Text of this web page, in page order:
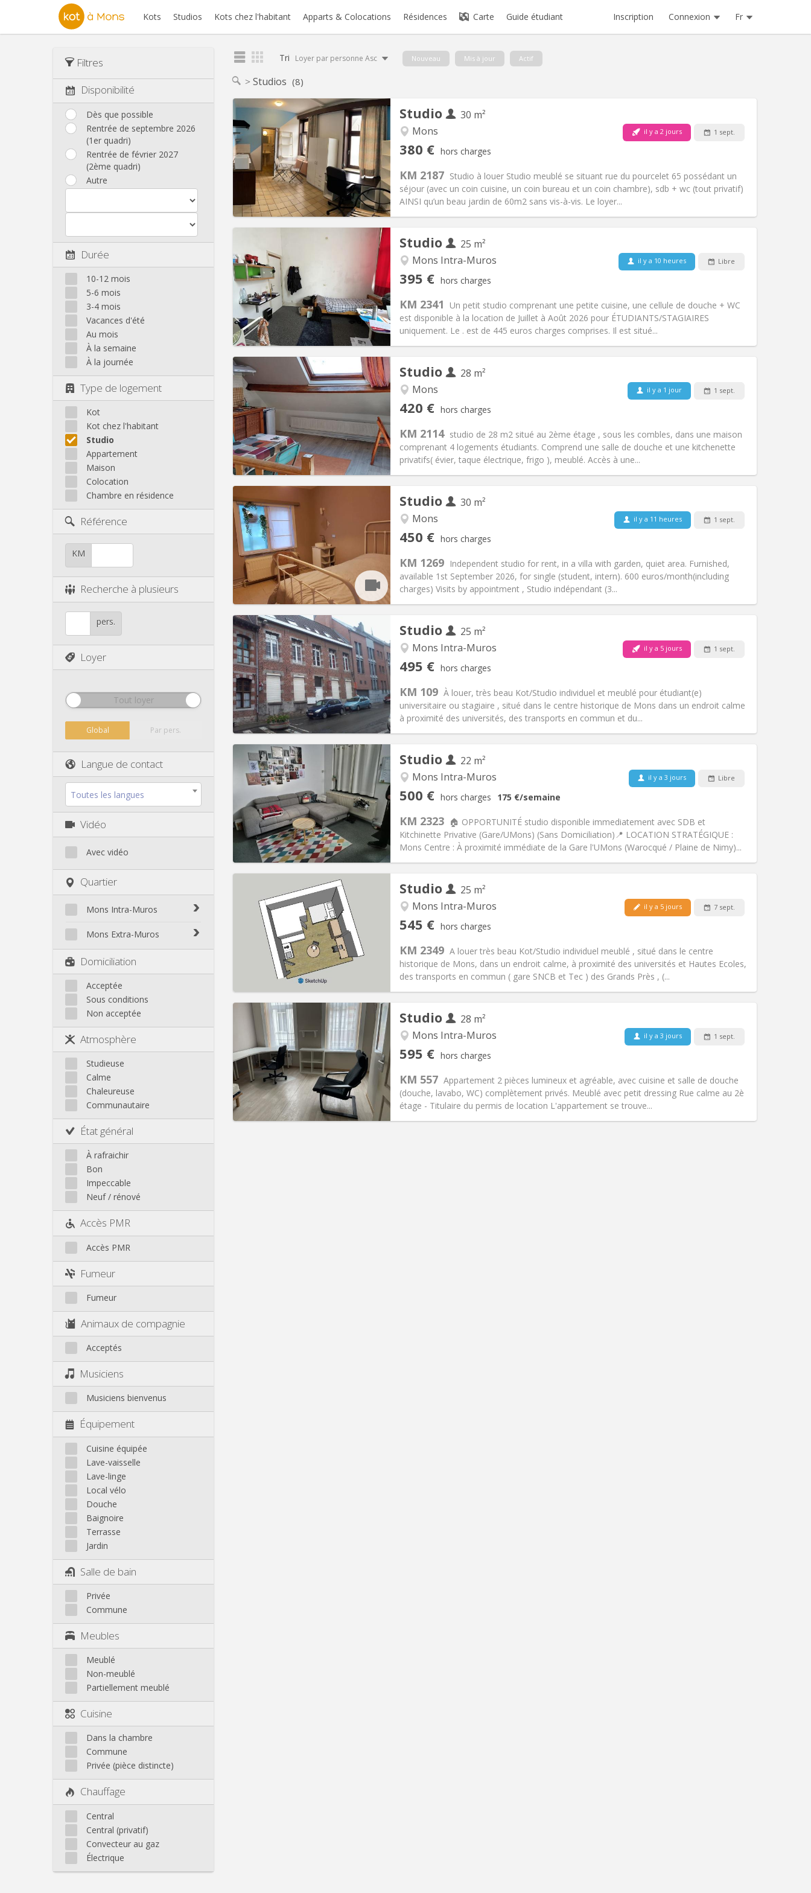
Kots Studios Kots chez l'habitant Apparts & Colocations Résidences Carte Guide étudiant Inscription Connexion Fr
Filtres
Disponibilité
Dès que possible
Rentrée de septembre 2026
(1er quadri)
Rentrée de février 2027
(2ème quadri)
Autre
Durée
10-12 mois
5-6 mois
3-4 mois
Vacances d'été
Au mois
À la semaine
À la journée
Type de logement
Kot
Kot chez l'habitant
Studio
Appartement
Maison
Colocation
Chambre en résidence
Référence
KM
Recherche à plusieurs
pers.
Loyer
Tout loyer
Global Par pers.
Langue de contact
Toutes les langues
Vidéo
Avec vidéo
Quartier
Mons Intra-Muros
Mons Intra-Muros
Mons Extra-Muros
Domiciliation
Acceptée
Sous conditions
Non acceptée
Atmosphère
Studieuse
Calme
Chaleureuse
Communautaire
État général
À rafraichir
Bon
Impeccable
Neuf / rénové
Accès PMR
Accès PMR
Fumeur
Fumeur
Animaux de compagnie
Acceptés
Musiciens
Musiciens bienvenus
Équipement
Cuisine équipée
Lave-vaisselle
Lave-linge
Local vélo
Douche
Baignoire
Terrasse
Jardin
Salle de bain
Privée
Commune
Meubles
Meublé
Non-meublé
Partiellement meublé
Cuisine
Dans la chambre
Commune
Privée (pièce distincte)
Chauffage
Central
Central (privatif)
Convecteur au gaz
Électrique
Tri Loyer par personne Asc Nouveau Mis à jour Actif
Studios (8)
Studio
30 m²
Mons
380 € hors charges
il y a 2 jours 1 sept.
KM 2187 Studio à louer Studio meublé se situant rue du pourcelet 65 possédant un
séjour (avec un coin cuisine, un coin bureau et un coin chambre), sdb + wc (tout privatif)
AINSI qu’un beau jardin de 60m2 sans vis-à-vis. Le loyer...
Infos Pratiques
Loyer:380 €
Charges:20 €
Durée:12 mois
Domiciliation: Acceptée
Aménagement
Salle de bain:Privée
Superficie:30 m2
Autre
Atmosphère: Calme, chaleureuse,
Non-fumeur
Animaux de compagnie:Non
Studio
25 m²
Mons Intra-Muros
395 € hors charges
il y a 10 heures Libre
KM 2341
Un petit studio comprenant une petite cuisine, une cellule de douche + WC
est disponible à la location de Juillet à Août 2026 pour ÉTUDIANTS/STAGIAIRES
uniquement. Le . est de 445 euros charges comprises. Il est situé...
Infos Pratiques
Loyer:395 €
Charges:50 €
Durée:Vacances d'été
Domiciliation:Non
Aménagement
Salle de bain: Privée
Superficie:25 m2
Autre
Atmosphère: Studieuse, calme
Animaux de compagnie:Non
Studio
28 m²
Mons
420 € hors charges
il y a 1 jour 1 sept.
KM 2114 studio de 28 m2 situé au 2ème étage , sous les combles, dans une maison
comprenant 4 logements étudiants. Comprend une salle de douche et une kitchenette
privatifs( évier, taque électrique, frigo ), meublé. Accès à une...
Infos Pratiques
Loyer:420 €
Charges: 70 €
Durée:11 mois
Domiciliation:
Aménagement
Salle de bain:Privée
Superficie:28 m2
Autre
Atmosphère:Calme, studieuse,
Non-fumeur
Animaux de compagnie:Non
Studio
30 m²
Mons
450 € hors charges
il y a 11 heures 1 sept.
KM 1269 Independent studio for rent, in a villa with garden, quiet area. Furnished,
available 1st September 2026, for single (student, intern). 600 euros/month(including
charges) Visits by appointment , Studio indépendant (3...
Infos Pratiques
Loyer: 450 €
Charges:150 €
Durée:12 mois, 11 mois, 10 mois, 5-6
mois, 3-4 mois, vacances d'été, au
mois
Domiciliation:Non
Aménagement
Salle de bain:Privée
Superficie:30 m2
Autre
Atmosphère:Studieuse, calme
Animaux de compagnie:Non
Studio
25 m²
Mons Intra-Muros
495 € hors charges
il y a 5 jours 1 sept.
KM 109 À louer, très beau Kot/Studio individuel et meublé pour étudiant(e)
universitaire ou stagiaire , situé dans le centre historique de Mons dans un endroit calme
à proximité des universités, des transports en commun et du...
Infos Pratiques
Loyer:495 €
Charges:50 €
Durée:12 mois, 5-6 mois
Domiciliation:Sous conditions
Aménagement
Salle de bain:Privée
Superficie:25 m2
Autre
Atmosphère:Calme, studieuse
Animaux de compagnie:Non
Studio
22 m²
Mons Intra-Muros
500 € hors charges 175 €/semaine
il y a 3 jours Libre
KM 2323 🏠 OPPORTUNITÉ studio disponible immediatement avec SDB et
Kitchinette Privative (Gare/UMons) (Sans Domiciliation) ​📍 LOCATION STRATÉGIQUE : ​
Mons Centre : À proximité immédiate de la Gare l'UMons (Warocqué / Plaine de Nimy)...
Infos Pratiques
Loyer:500 €
Charges:100 €
Durée:12 mois, vacances d'été, au
mois, à la semaine
Domiciliation:Sous conditions
Aménagement
Salle de bain: Privée
Superficie:22 m2
Autre
Atmosphère:Studieuse,
Non-fumeur
Animaux de compagnie:Non
Studio
25 m²
Mons Intra-Muros
545 € hors charges
il y a 5 jours 7 sept.
KM 2349 A louer très beau Kot/Studio individuel meublé , situé dans le centre
historique de Mons, dans un endroit calme, à proximité des universités et Hautes Ecoles,
des transports en commun ( gare SNCB et Tec ) des Grands Près , (...
Infos Pratiques
545 €
Charges:50 €
Durée: 12 mois
Domiciliation: Sous conditions
Aménagement
Salle de bain:Privée
Superficie:25 m2
Autre
Atmosphère: Studieuse
Animaux de compagnie:Non
Studio
28 m²
Mons Intra-Muros
595 € hors charges
il y a 3 jours 1 sept.
KM 557 Appartement 2 pièces lumineux et agréable, avec cuisine et salle de douche
(douche, lavabo, WC) complètement privés. Meublé avec petit dressing Rue calme au 2è
étage - Titulaire du permis de location L'appartement se trouve...
Infos Pratiques
Loyer:595 €
Charges:35 €
Durée: 12 mois
Domiciliation:Non
Aménagement
Salle de bain:Privée
Superficie:28 m2
Autre
Atmosphère:Studieuse, calme
Animaux de compagnie:Non